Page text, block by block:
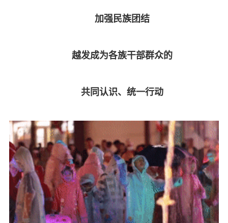
加强民族团结
越发成为各族干部群众的
共同认识、统一行动